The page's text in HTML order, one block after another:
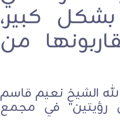
كبير،
من
الشيخ نعيم قاسم
رؤيتين" في مجمع